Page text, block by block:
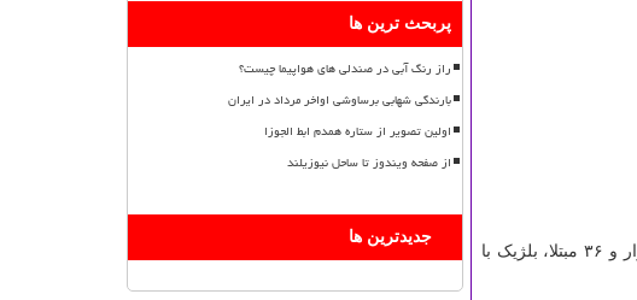
بنابراین گزارش سایر کشورهایی که شمار مبتلایان به این بیماری در آنها از ۲۰ هزار نفر فراتر رفته شامل برزیل با ۵۰ هزار و ۳۶ مبتلا، بلژیک با
پربحث ترین ها
راز رنگ آبی در صندلی های هواپیما چیست؟
بارندگی شهابی برساوشی اواخر مرداد در ایران
اولین تصویر از ستاره همدم ابط الجوزا
از صفحه ویندوز تا ساحل نیوزیلند
جدیدترین ها